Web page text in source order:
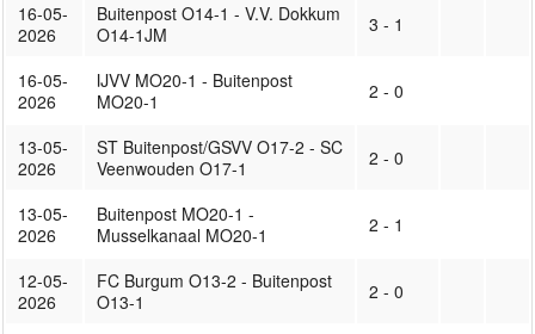
16-05-
2026
Buitenpost O14-1 - V.V. Dokkum
O14-1JM
3 - 1
16-05-
2026
IJVV MO20-1 - Buitenpost
MO20-1
2 - 0
13-05-
2026
ST Buitenpost/GSVV O17-2 - SC
Veenwouden O17-1
2 - 0
13-05-
2026
Buitenpost MO20-1 -
Musselkanaal MO20-1
2 - 1
12-05-
2026
FC Burgum O13-2 - Buitenpost
O13-1
2 - 0